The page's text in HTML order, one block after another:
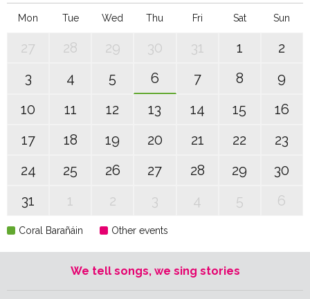
Mon Tue Wed Thu Fri Sat Sun
27 28 29 30 31 1
2
3
4 5 6 7 8
9
10
11 12 13 14 15
16
17
18 19 20 21 22
23
24
25 26 27 28 29
30
31
1 2 3 4 5 6
Coral Barañáin Other events
We tell songs, we sing stories